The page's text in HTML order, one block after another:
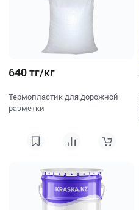
640 тг/кг
Термопластик для дорожной
разметки